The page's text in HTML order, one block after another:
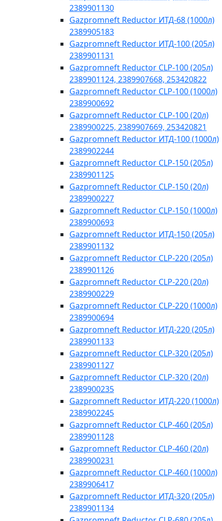
2389901130
Gazpromneft Reductor ИТД-68 (1000л)
2389905183
Gazpromneft Reductor ИТД-100 (205л)
2389901131
Gazpromneft Reductor CLP-100 (205л)
2389901124, 2389907668, 253420822
Gazpromneft Reductor CLP-100 (1000л)
2389900692
Gazpromneft Reductor CLP-100 (20л)
2389900225, 2389907669, 253420821
Gazpromneft Reductor ИТД-100 (1000л)
2389902244
Gazpromneft Reductor CLP-150 (205л)
2389901125
Gazpromneft Reductor CLP-150 (20л)
2389900227
Gazpromneft Reductor CLP-150 (1000л)
2389900693
Gazpromneft Reductor ИТД-150 (205л)
2389901132
Gazpromneft Reductor CLP-220 (205л)
2389901126
Gazpromneft Reductor CLP-220 (20л)
2389900229
Gazpromneft Reductor CLP-220 (1000л)
2389900694
Gazpromneft Reductor ИТД-220 (205л)
2389901133
Gazpromneft Reductor CLP-320 (205л)
2389901127
Gazpromneft Reductor CLP-320 (20л)
2389900235
Gazpromneft Reductor ИТД-220 (1000л)
2389902245
Gazpromneft Reductor CLP-460 (205л)
2389901128
Gazpromneft Reductor CLP-460 (20л)
2389900231
Gazpromneft Reductor CLP-460 (1000л)
2389906417
Gazpromneft Reductor ИТД-320 (205л)
2389901134